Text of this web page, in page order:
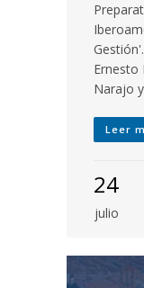
Ernesto
Narajo
Leer
24
julio